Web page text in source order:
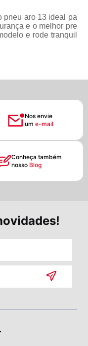
pneu aro 13ideal pa
e o melhor pre
e rode tranquil
Nos envie
um e-mail
Conheça também
nosso Blog